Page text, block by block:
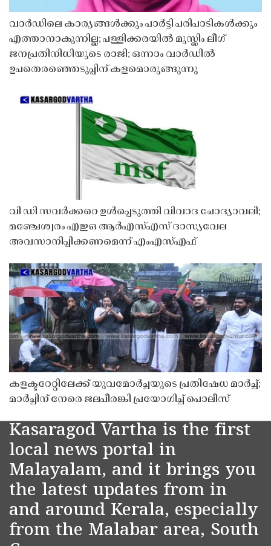
വാർഡിലെ കാര്യങ്ങൾക്കും പാർട്ടി പരിപാടികൾക്കും
എത്താനാകുന്നില്ല; പള്ളിക്കരയിൽ മുസ്ലിം ലീഗ്
ജനപ്രതിനിധിയുടെ രാജി; ഒന്നാം വാർഡിൽ
ഉപതെരഞ്ഞെടുപ്പിന് കളമൊരുങ്ങുന്നു
വി ഡി സവർക്കറെ ഉൾപ്പെടുത്തി വിവാദ ചോദ്യാവലി;
മഞ്ചേശ്വരം എഇഒ ആർഎസ്എസ് ദാസ്യവേല
അവസാനിപ്പിക്കണമെന്ന് എംഎസ്എഫ്
കളക്ടറേറ്റിലേക്ക് യുവമോർച്ചയുടെ പ്രതിഷേധ മാർച്ച്;
മാർച്ചിന് നേരെ ജലപീരങ്കി പ്രയോഗിച്ച് പൊലീസ്
Kasaragod Vartha is the first
local news portal in
Malayalam, and it brings you
the latest updates from in
and around Kerala, especially
from the Malabar area, South